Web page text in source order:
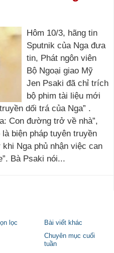
Hôm 10/3, hãng tin
Sputnik của Nga đưa
tin, Phát ngôn viên
Bộ Ngoại giao Mỹ
Jen Psaki đã chỉ trích
bộ phim tài liệu mới
dối trá của Nga” .
Con đường trở về nhà”,
biện pháp tuyên truyền
Nga phủ nhận việc can
Bà Psaki nói...
lọc
Bài viết khác
Chuyên mục cuối
tuần